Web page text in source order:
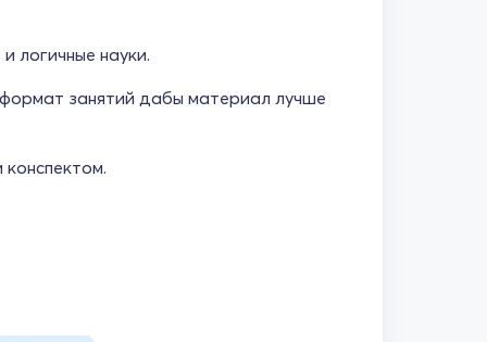
логичные науки.
занятий дабы материал лучше